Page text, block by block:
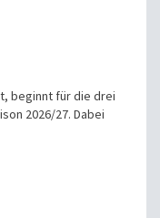
beginnt für die drei
2026/27. Dabei